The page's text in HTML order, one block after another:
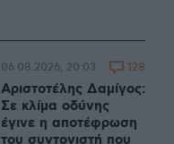
Αριστοτέλης Δαμίγος:
Σε κλίμα οδύνης
έγινε η αποτέφρωση
του συντονιστή που
06.08.2026, 20:03 128